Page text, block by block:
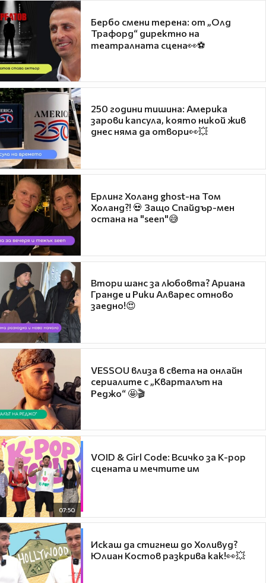
Бербо смени терена: от „Олд
Трафорд“ директно на
театралната сцена👀⚽
250 години тишина: Америка
зарови капсула, която никой жив
днес няма да отвори👀💥
Ерлинг Холанд ghost-на Том
Холанд?! 💀 Защо Спайдър-мен
остана на "seen"😅
Втори шанс за любовта? Ариана
Гранде и Рики Алварес отново
заедно!😍
VESSOU влиза в света на онлайн
сериалите с „Кварталът на
Реджо“ 🤩🎬
07:50
VOID & Girl Code: Всичко за K-pop
сцената и мечтите им
Искаш да стигнеш до Холивуд?
Юлиан Костов разкрива как!👀💥